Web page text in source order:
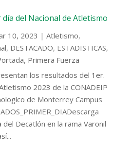
del Nacional de Atletismo
10, 2023 | Atletismo,
, DESTACADO, ESTADISTICAS,
, Primera Fuerza
los resultados del 1er.
2023 de la CONADEIP
de Monterrey Campus
Decatlón en la rama Varonil